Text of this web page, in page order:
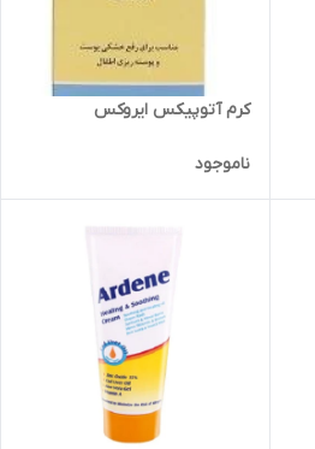
کرم آتوپیکس ایروکس
ناموجود